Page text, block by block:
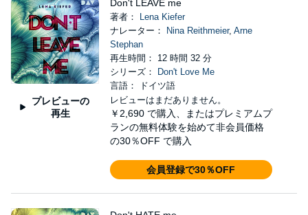
プレビューの
再生
Don't LEAVE me
著者：
Lena Kiefer
ナレーター：
Nina Reithmeier, Arne
Stephan
再生時間： 12 時間 32 分
シリーズ：
Don't Love Me
言語： ドイツ語
レビューはまだありません。
￥2,690 で購入、またはプレミアムプ
ランの無料体験を始めて非会員価格
の30％OFF で購入
会員登録で30％OFF